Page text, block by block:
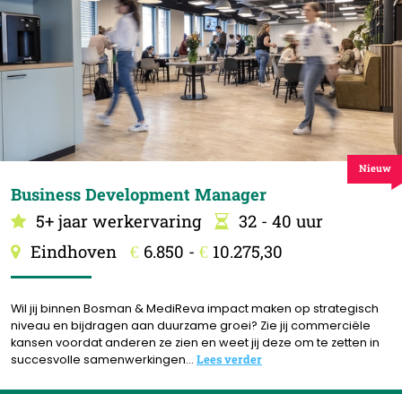
Business Development Manager
5+ jaar werkervaring
32 - 40 uur
Eindhoven
€ 6.850 - € 10.275,30
Wil jij binnen Bosman & MediReva impact maken op strategisch
niveau en bijdragen aan duurzame groei? Zie jij commerciële
kansen voordat anderen ze zien en weet jij deze om te zetten in
succesvolle samenwerkingen... Lees verder
Nieuw